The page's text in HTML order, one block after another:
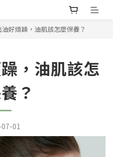
油好煩躁，油肌該怎麼保養？
，油肌該怎
？
01